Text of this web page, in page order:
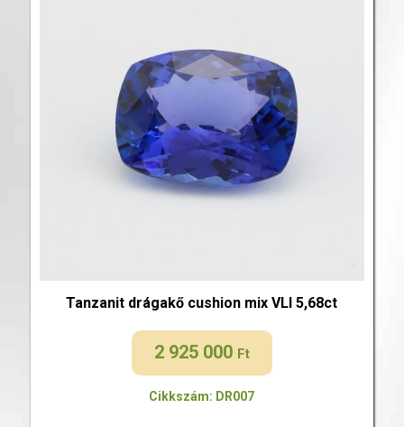
Tanzanit drágakő cushion mix VLI 5,68ct
2 925 000 Ft
Cikkszám: DR007